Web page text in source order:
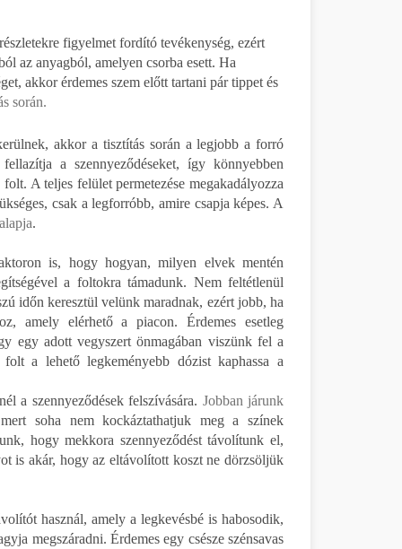
figyelmet fordító tevékenység, ezért
az anyagból, amelyen csorba esett. Ha
akkor érdemes szem előtt tartani pár tippet és
során.
akkor a tisztítás során a legjobb a forró
a szennyeződéseket, így könnyebben
A teljes felület permetezése megakadályozza
csak a legforróbb, amire csapja képes. A
.
is, hogy hogyan, milyen elvek mentén
a foltokra támadunk. Nem feltétlenül
időn keresztül velünk maradnak, ezért jobb, ha
amely elérhető a piacon. Érdemes esetleg
egy adott vegyszert önmagában viszünk fel a
a lehető legkeményebb dózist kaphassa a
a szennyeződések felszívására. Jobban járunk
soha nem kockáztathatjuk meg a színek
hogy mekkora szennyeződést távolítunk el,
is akár, hogy az eltávolított koszt ne dörzsöljük
használ, amely a legkevésbé is habosodik,
megszáradni. Érdemes egy csésze szénsavas